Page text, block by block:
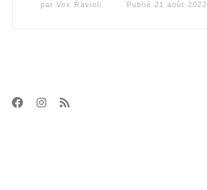
par Vox Ravioli Publié21 août 2022